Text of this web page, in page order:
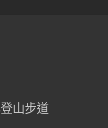
山步道